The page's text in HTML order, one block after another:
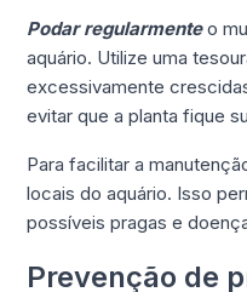
Podar regularmenteo
aquário. Utilize uma
excessivamente
evitar que a planta fique
Para facilitar a
locais do aquário. Isso
possíveis pragas e
Prevenção de